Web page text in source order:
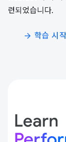
련되었습니다.
arrow_forward 학습 시작